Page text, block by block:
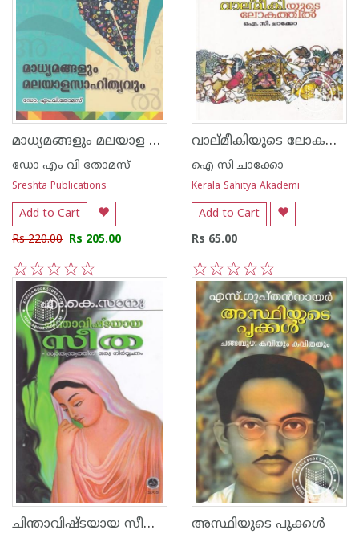
മാധ്യമങ്ങളും മലയാള സാഹിത്യവും
ഡോ എം വി തോമസ്
Sreshta Publications
Add to Cart
Rs 220.00 Rs 205.00
5
4
3
2
1
വാല്മീകിയുടെ ലോകത്തില്‍
ഐ സി ചാക്കോ
Kerala Sahitya Akademi
Add to Cart
Rs 65.00
5
4
3
2
1
ചിന്താവിഷ്ടയായ സീത സ്വാതത്യ്രത്തിന് ഒരു നിര്‍വചനം അസ്ഥിയുടെ പൂക്കള്‍